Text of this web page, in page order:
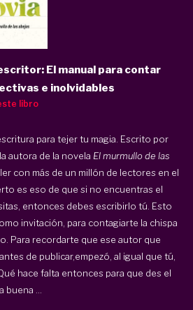
El manual para contar
e inolvidables
libro
para tejer tu magia. Escrito por
autora de la novela El murmullo de las
con más de un millón de lectores en el
es eso de que si no encuentras el
entonces debes escribirlo tú. Esto
invitación, para contagiarte la chispa
Para recordarte que ese autor que
de publicar,empezó, al igual que tú,
hace falta entonces para que des el
...